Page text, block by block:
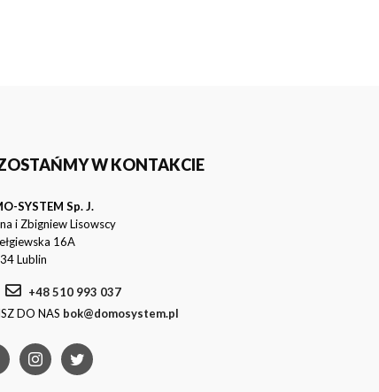
W KONTAKCIE
SYSTEM Sp. J.
i Zbigniew Lisowscy
16A
Lublin
+48 510 993 037
DO NAS bok@domosystem.pl